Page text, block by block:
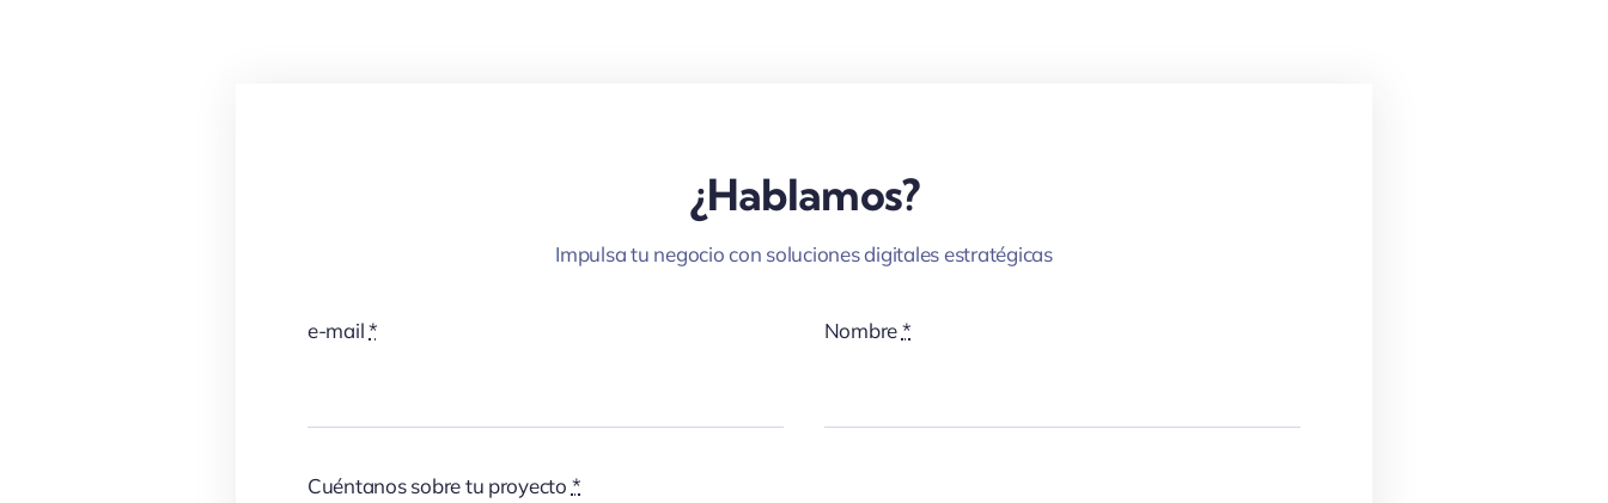
¿Hablamos?
Impulsa tu negocio con soluciones digitales estratégicas
e-mail* Nombre*
Cuéntanos sobre tu proyecto *